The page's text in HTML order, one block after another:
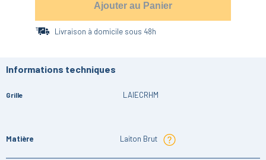
Ajouter au Panier
Livraison à domicile sous 48h
Informations techniques
Grille LAIECRHM
Matière Laiton Brut